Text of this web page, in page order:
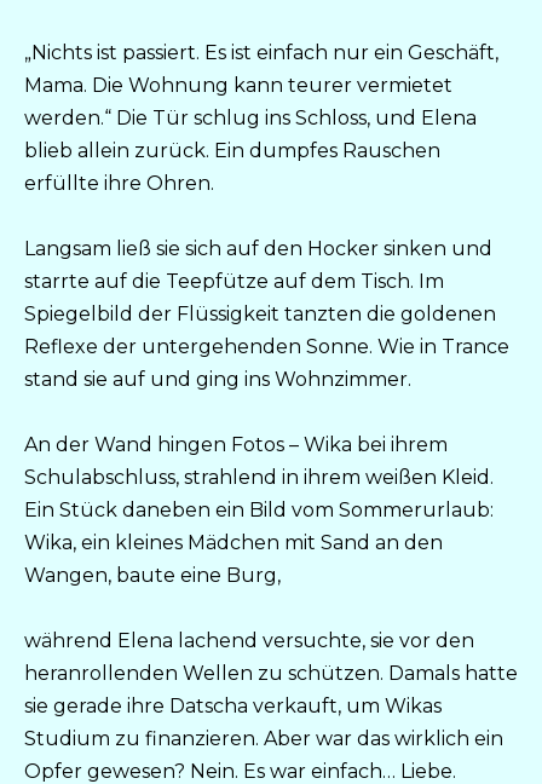
„Nichts ist passiert. Es ist einfach nur ein Geschäft,
Mama. Die Wohnung kann teurer vermietet
werden.“ Die Tür schlug ins Schloss, und Elena
blieb allein zurück. Ein dumpfes Rauschen
erfüllte ihre Ohren.
Langsam ließ sie sich auf den Hocker sinken und
starrte auf die Teepfütze auf dem Tisch. Im
Spiegelbild der Flüssigkeit tanzten die goldenen
Reflexe der untergehenden Sonne. Wie in Trance
stand sie auf und ging ins Wohnzimmer.
An der Wand hingen Fotos – Wika bei ihrem
Schulabschluss, strahlend in ihrem weißen Kleid.
Ein Stück daneben ein Bild vom Sommerurlaub:
Wika, ein kleines Mädchen mit Sand an den
Wangen, baute eine Burg,
während Elena lachend versuchte, sie vor den
heranrollenden Wellen zu schützen. Damals hatte
sie gerade ihre Datscha verkauft, um Wikas
Studium zu finanzieren. Aber war das wirklich ein
Opfer gewesen? Nein. Es war einfach… Liebe.